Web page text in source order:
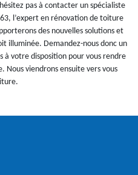
pas à contacter un spécialiste
l’expert en rénovation de toiture
des nouvelles solutions et
illuminée. Demandez-nous donc un
à votre disposition pour vous rendre
Nous viendrons ensuite vers vous